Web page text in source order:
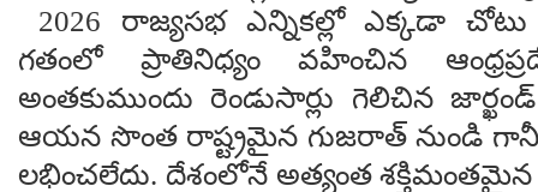
2026 రాజ్యసభ ఎన్నికల్లో ఎక్కడా
గతంలో ప్రాతినిధ్యం వహించిన
అంతకుముందు రెండుసార్లు గెలిచిన
ఆయన సొంత రాష్ట్రమైన గుజరాత్ నుండి గానీ
లభించలేదు. దేశంలోనే అత్యంత